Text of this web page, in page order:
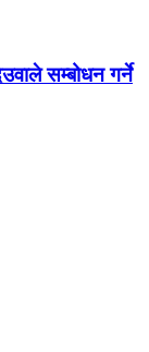
सम्बोधन गर्ने